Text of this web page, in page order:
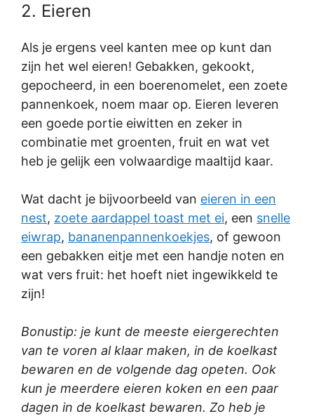
2. Eieren
Als je ergens veel kanten mee op kunt dan
zijn het wel eieren! Gebakken, gekookt,
gepocheerd, in een boerenomelet, een zoete
pannenkoek, noem maar op. Eieren leveren
een goede portie eiwitten en zeker in
combinatie met groenten, fruit en wat vet
heb je gelijk een volwaardige maaltijd kaar.
Wat dacht je bijvoorbeeld van eieren in een
nest, zoete aardappel toast met ei, een snelle
eiwrap, bananenpannenkoekjes, of gewoon
een gebakken eitje met een handje noten en
wat vers fruit: het hoeft niet ingewikkeld te
zijn!
Bonustip: je kunt de meeste eiergerechten
van te voren al klaar maken, in de koelkast
bewaren en de volgende dag opeten. Ook
kun je meerdere eieren koken en een paar
dagen in de koelkast bewaren. Zo heb je